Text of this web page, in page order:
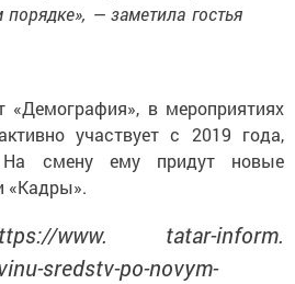
порядке», — заметила гостья
«Демография», в мероприятиях
участвует с 2019 года,
смену ему придут новые
«Кадры».
www. tatar-inform.
sredstv-po-novym-